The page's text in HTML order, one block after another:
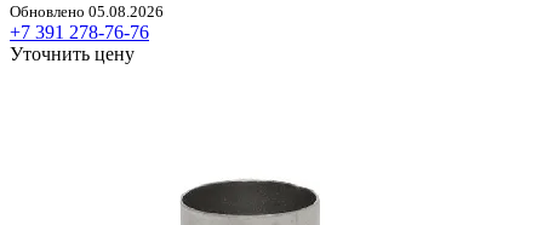
Обновлено 05.08.2026
+7 391 278-76-76
Уточнить цену